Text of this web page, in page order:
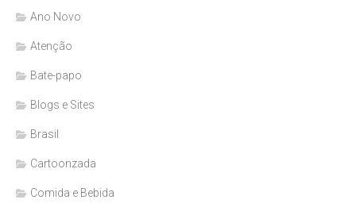
Ano Novo
Atenção
Bate-papo
Blogs e Sites
Brasil
Cartoonzada
Comida e Bebida